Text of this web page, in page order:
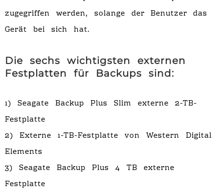
zugegriffen werden, solange der Benutzer das
Gerät bei sich hat.
Die sechs wichtigsten externen
Festplatten für Backups sind:
1) Seagate Backup Plus Slim externe 2-TB-
Festplatte
2) Externe 1-TB-Festplatte von Western Digital
Elements
3) Seagate Backup Plus 4 TB externe
Festplatte